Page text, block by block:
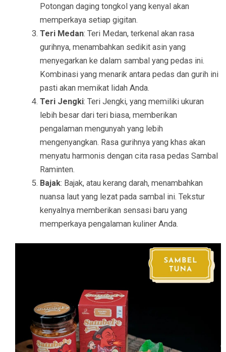
Potongan daging tongkol yang kenyal akan
memperkaya setiap gigitan.
Teri Medan: Teri Medan, terkenal akan rasa
gurihnya, menambahkan sedikit asin yang
menyegarkan ke dalam sambal yang pedas ini.
Kombinasi yang menarik antara pedas dan gurih ini
pasti akan memikat lidah Anda.
Teri Jengki: Teri Jengki, yang memiliki ukuran
lebih besar dari teri biasa, memberikan
pengalaman mengunyah yang lebih
mengenyangkan. Rasa gurihnya yang khas akan
menyatu harmonis dengan cita rasa pedas Sambal
Raminten.
Bajak: Bajak, atau kerang darah, menambahkan
nuansa laut yang lezat pada sambal ini. Tekstur
kenyalnya memberikan sensasi baru yang
memperkaya pengalaman kuliner Anda.